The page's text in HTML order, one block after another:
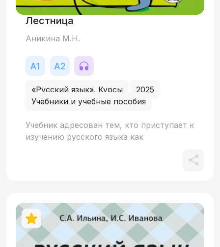
Лестница
Аникина М.Н.
«Русский язык». Курсы
2025
Учебники и учебные пособия
Учебник адресован тем, кто приступает к
изучению русского языка как
это свободное, полноценное общение на
поурочно-тематическая организация
материала: все тексты построены по
сюжетному принципу. Чтобы ускорить
вхождение учащихся в живую речь,